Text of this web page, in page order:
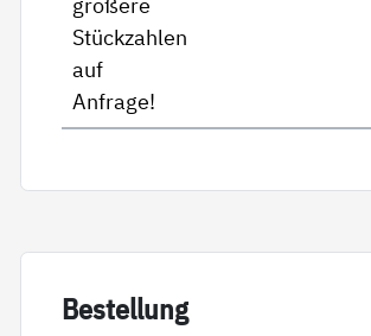
Stückzahlen
auf
Anfrage!
Be­stel­lung